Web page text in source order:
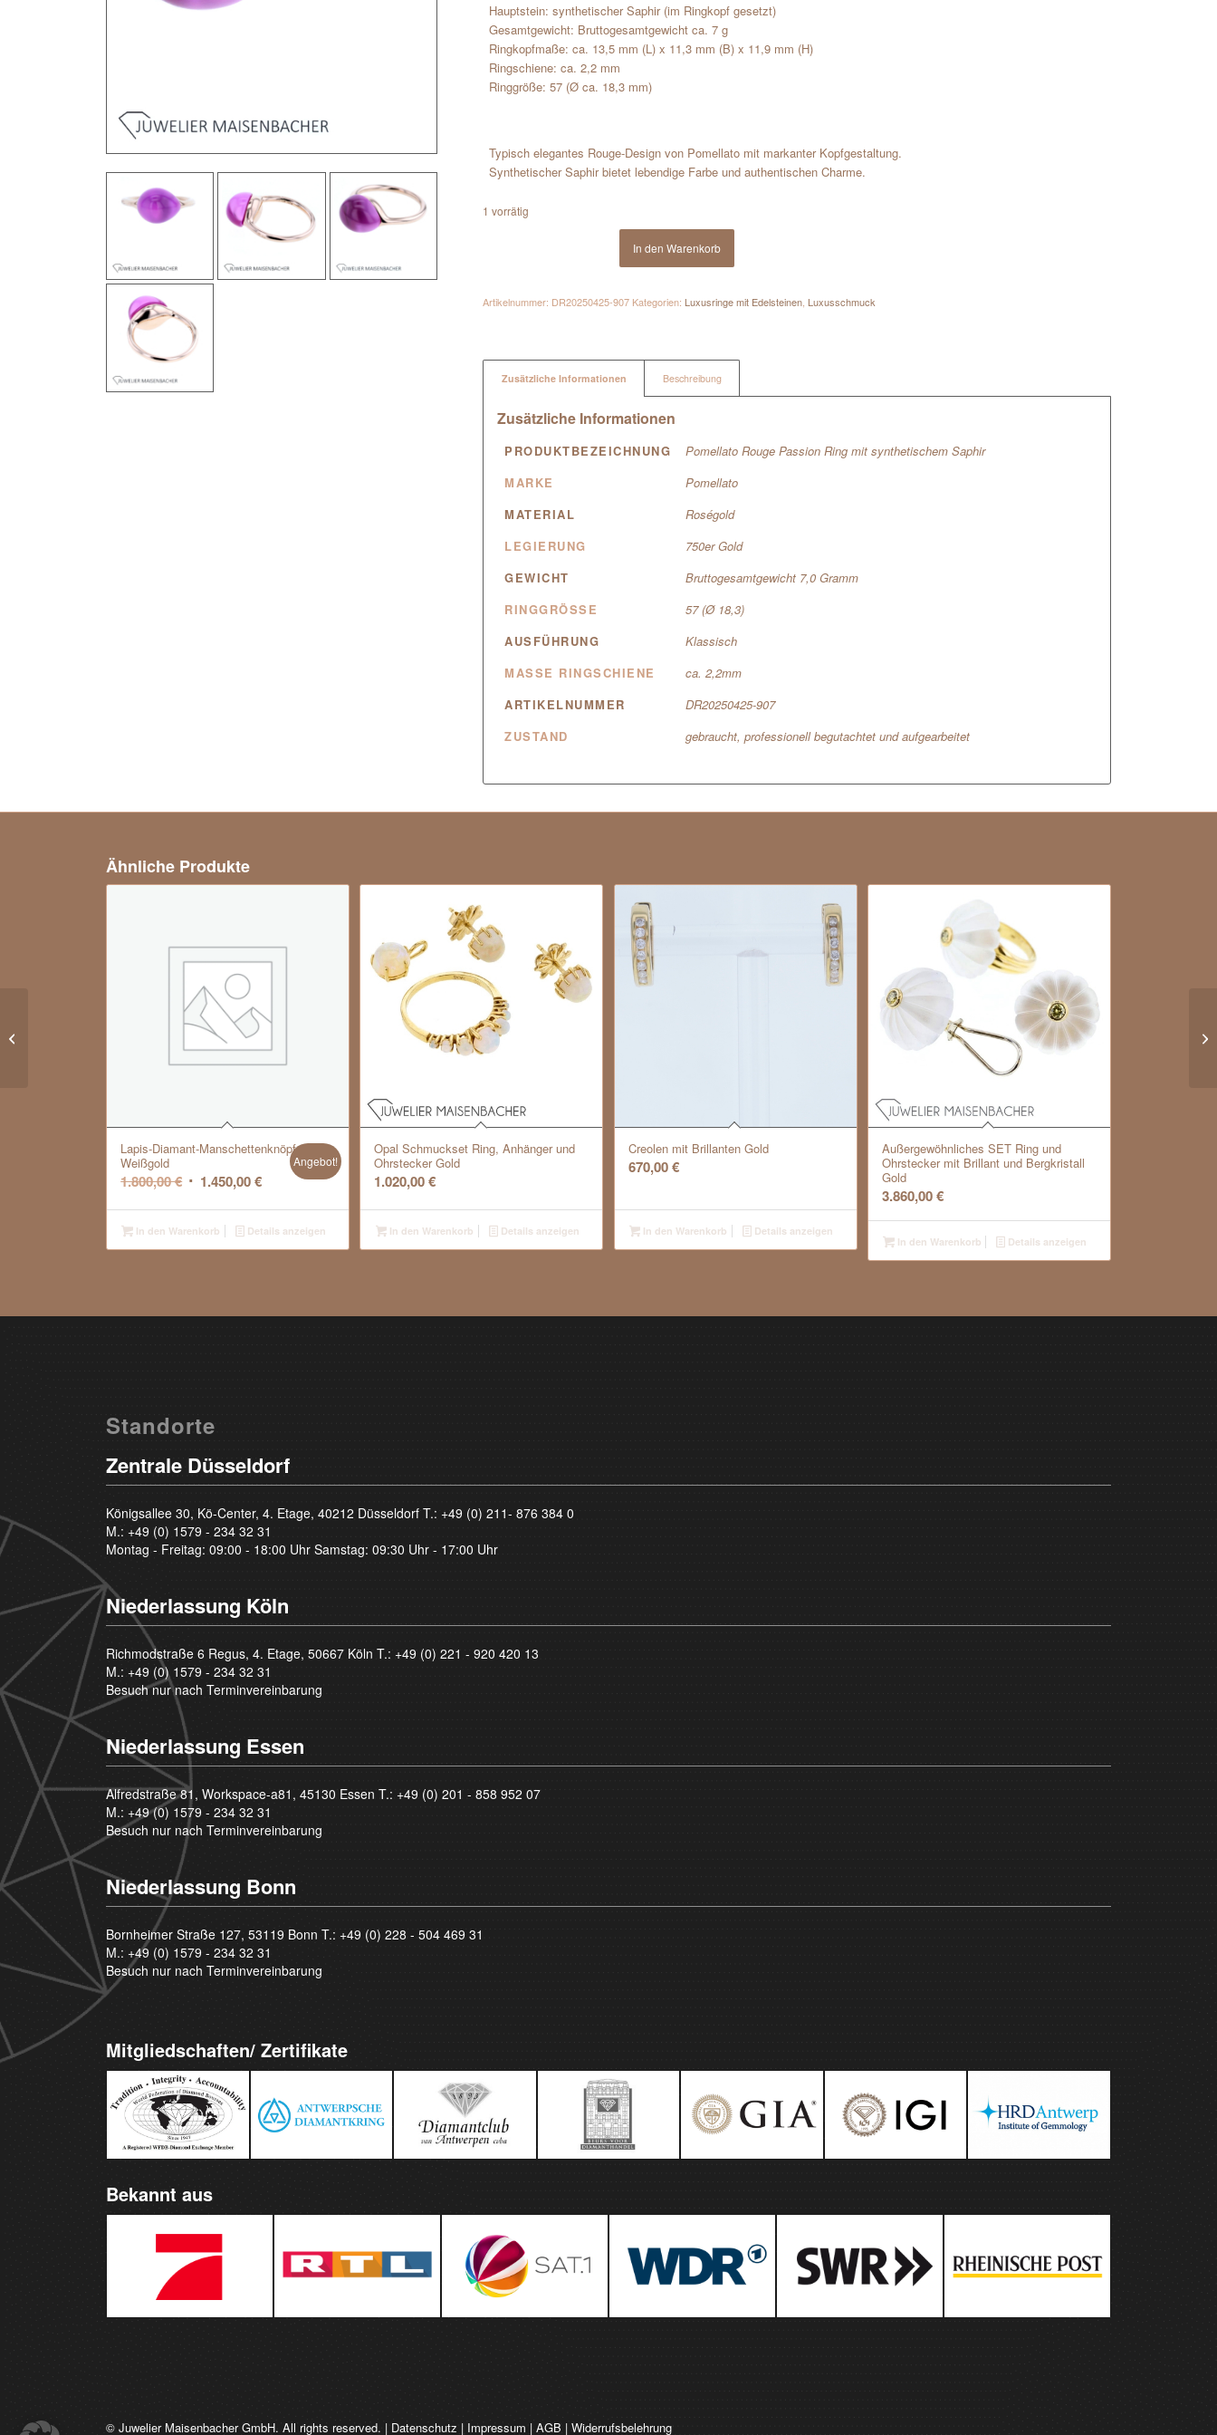
Hauptstein: synthetischer Saphir (im Ringkopf gesetzt)
Gesamtgewicht: Bruttogesamtgewicht ca. 7 g
Ringkopfmaße: ca. 13,5 mm (L) x 11,3 mm (B) x 11,9 mm (H)
Ringschiene: ca. 2,2 mm
Ringgröße: 57 (Ø ca. 18,3 mm)
Typisch elegantes Rouge-Design von Pomellato mit markanter Kopfgestaltung.
Synthetischer Saphir bietet lebendige Farbe und authentischen Charme.
1 vorrätig
In den Warenkorb
Artikelnummer: DR20250425-907 Kategorien: Luxusringe mit Edelsteinen, Luxusschmuck
Zusätzliche Informationen Beschreibung
Zusätzliche Informationen
PRODUKTBEZEICHNUNG
Pomellato Rouge Passion Ring mit synthetischem Saphir
MARKE
Pomellato
MATERIAL
Roségold
LEGIERUNG
750er Gold
GEWICHT
Bruttogesamtgewicht 7,0 Gramm
RINGGRÖSSE
57 (Ø 18,3)
AUSFÜHRUNG
Klassisch
MASSE RINGSCHIENE
ca. 2,2mm
ARTIKELNUMMER
DR20250425-907
ZUSTAND
gebraucht, professionell begutachtet und aufgearbeitet
Ähnliche Produkte
Lapis-Diamant-Manschettenknöpfe,
Weißgold
1.800,00€ Ursprünglicher
war:
1.800,00 €
1.450,00€Aktueller
ist:
1.450,00 €.
Angebot!
In den Warenkorb Details anzeigen
Opal Schmuckset Ring, Anhänger und
Ohrstecker Gold
1.020,00€
In den Warenkorb Details anzeigen
Creolen mit Brillanten Gold
670,00€
In den Warenkorb Details anzeigen
Außergewöhnliches SET Ring und
Ohrstecker mit Brillant und Bergkristall
Gold
3.860,00€
In den Warenkorb Details anzeigen
Standorte
Zentrale Düsseldorf
Königsallee 30, Kö-Center, 4. Etage, 40212 Düsseldorf T.: +49 (0) 211- 876 384 0
M.: +49 (0) 1579 - 234 32 31
Montag - Freitag: 09:00 - 18:00 Uhr Samstag: 09:30 Uhr - 17:00 Uhr
Niederlassung Köln
Richmodstraße 6 Regus, 4. Etage, 50667 Köln T.: +49 (0) 221 - 920 420 13
M.: +49 (0) 1579 - 234 32 31
Besuch nur nach Terminvereinbarung
Niederlassung Essen
Alfredstraße 81, Workspace-a81, 45130 Essen T.: +49 (0) 201 - 858 952 07
M.: +49 (0) 1579 - 234 32 31
Besuch nur nach Terminvereinbarung
Niederlassung Bonn
Bornheimer Straße 127, 53119 Bonn T.: +49 (0) 228 - 504 469 31
M.: +49 (0) 1579 - 234 32 31
Besuch nur nach Terminvereinbarung
Mitgliedschaften/ Zertifikate
Bekannt aus
© Juwelier Maisenbacher GmbH. All rights reserved. | Datenschutz | Impressum |AGB |Widerrufsbelehrung